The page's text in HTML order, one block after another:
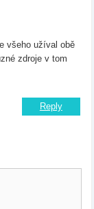
všeho užíval obě
zdroje v tom
Reply